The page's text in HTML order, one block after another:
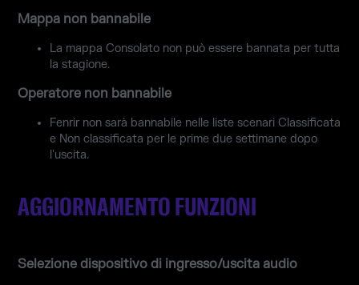
Mappa non bannabile
La mappa Consolato non può essere bannata per tutta
la stagione.
Operatore non bannabile
Fenrir non sarà bannabile nelle liste scenari Classificata
e Non classificata per le prime due settimane dopo
l'uscita.
AGGIORNAMENTO FUNZIONI
Selezione dispositivo di ingresso/uscita audio